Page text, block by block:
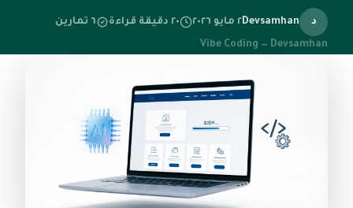
د Devsamhan٢ مايو ٢٠٢٦ ٢٠ دقيقة قراءة ٦ تمارين
Vibe Coding — Devsamhan